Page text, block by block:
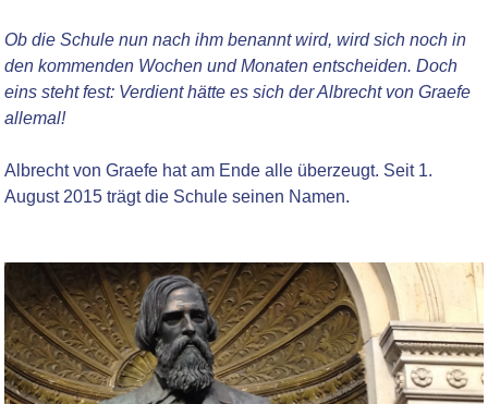
Ob die Schule nun nach ihm benannt wird, wird sich noch in
den kommenden Wochen und Monaten entscheiden. Doch
eins steht fest: Verdient hätte es sich der Albrecht von Graefe
allemal!
Albrecht von Graefe hat am Ende alle überzeugt. Seit 1.
August 2015 trägt die Schule seinen Namen.